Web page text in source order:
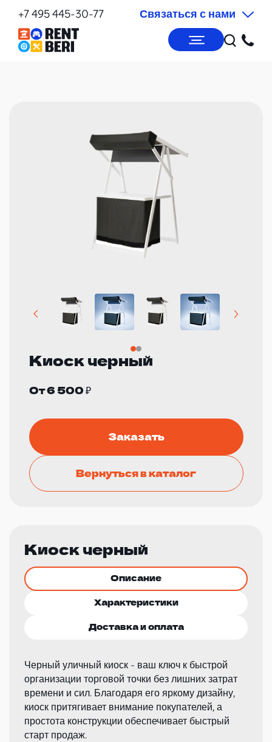
+7 495 445-30-77 Связаться с нами
Киоск черный
От 6 500 ₽
Заказать
Вернуться в каталог
Киоск черный
Описание
Характеристики
Доставка и оплата
Черный уличный киоск - ваш ключ к быстрой
организации торговой точки без лишних затрат
времени и сил. Благодаря его яркому дизайну,
киоск притягивает внимание покупателей, а
простота конструкции обеспечивает быстрый
старт продаж.